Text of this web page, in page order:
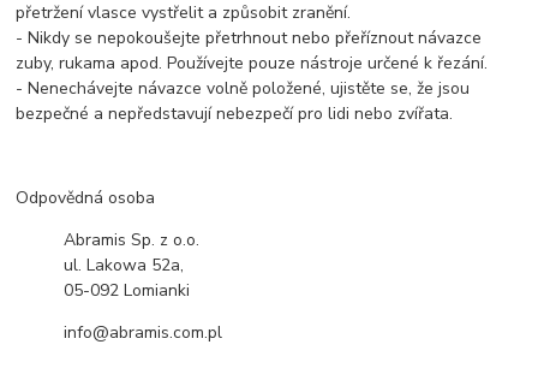
přetržení vlasce vystřelit a způsobit zranění.
- Nikdy se nepokoušejte přetrhnout nebo přeříznout návazce
zuby, rukama apod. Používejte pouze nástroje určené k řezání.
- Nenechávejte návazce volně položené, ujistěte se, že jsou
bezpečné a nepředstavují nebezpečí pro lidi nebo zvířata.
Odpovědná osoba
Abramis Sp. z o.o.
ul. Lakowa 52a,
05-092 Lomianki
info@abramis.com.pl